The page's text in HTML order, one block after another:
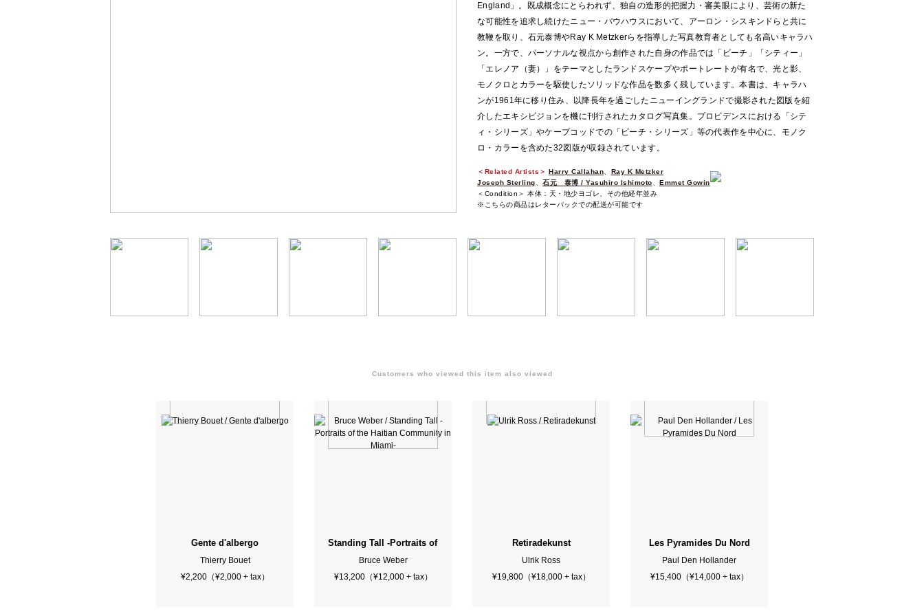
England」。既成概念にとらわれず、独自の造形的把握力・審美眼により、芸術の新た
な可能性を追求し続けたニュー・バウハウスにおいて、アーロン・シスキンドらと共に
教鞭を取り、石元泰博やRay K Metzkerらを指導した写真教育者としても名高いキャラハ
ン。一方で、パーソナルな視点から創作された自身の作品では「ビーチ」「シティー」
「エレノア（妻）」をテーマとしたランドスケープやポートレートが有名で、光と影、
モノクロとカラーを駆使したソリッドな作品を数多く残しています。本書は、キャラハ
ンが1961年に移り住み、以降長年を過ごしたニューイングランドで撮影された図版を紹
介したエキシビジョンを機に刊行されたカタログ写真集。プロビデンスにおける「シテ
ィ・シリーズ」やケープコッドでの「ビーチ・シリーズ」等の代表作を中心に、モノク
ロ・カラーを含めた32図版が収録されています。
＜Related Artists＞ Harry Callahan
Ray K Metzker
Joseph Sterling
石元 泰博 / Yasuhiro Ishimoto
Emmet Gowin
＜Condition＞ 本体：天・地少ヨゴレ、その他経年並み
※こちらの商品はレターパックでの配送が可能です
Customers who viewed this item also viewed
Gente d'albergo
Thierry Bouet
¥2,200（¥2,000 + tax）
Standing Tall -Portraits of the Haitian Community in Miami-
Bruce Weber
¥13,200（¥12,000 + tax）
Retiradekunst
Ulrik Ross
¥19,800（¥18,000 + tax）
Les Pyramides Du Nord
Paul Den Hollander
¥15,400（¥14,000 + tax）